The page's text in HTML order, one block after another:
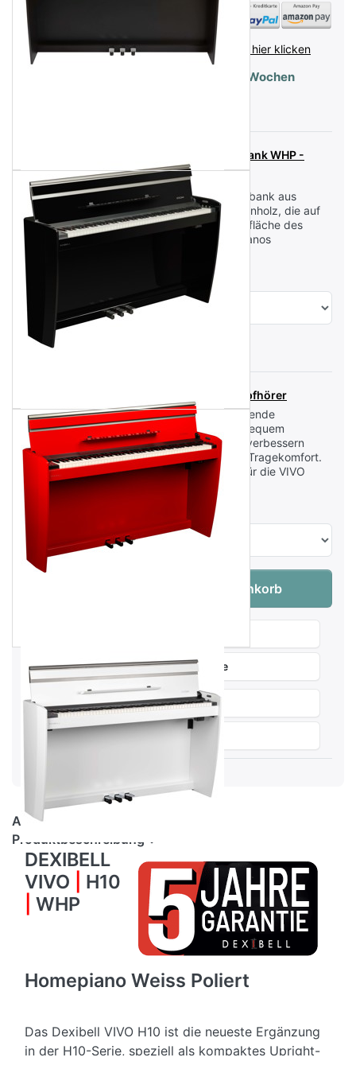
inkl. MwSt. (19%),Infos zu Versandkosten - hier klicken
Lieferbar - Lieferzeit 2-3 Wochen
Dexibell DX Klavierbank WHP -
Weiß Poliert
Professionelle Klavierbank aus
ausgewähltem Buchenholz, die auf
die einzigartige Oberfläche des
VIVO HOME Digitalpianos
abgestimmt ist.
Dexibell DX HF-7 Kopfhörer
Dexibell DX HF-7 Kopfhörer
Klarer Ton, hervorragende
Klangtrennung und bequem
gepolsterte Schalen verbessern
die Qualität und den Tragekomfort.
Damit ist er perfekt für die VIVO
Pianos geeignet.
Dexibell VIVO | H10 | WHP -
In den Warenkorb
Produktanfrage
Weitersagen
Vergleichen
Audio & Video
Produktbeschreibung
DEXIBELL
VIVO
H10
WHP
Homepiano Weiss Poliert
Das Dexibell VIVO H10 ist die neueste Ergänzung
in der H10-Serie, speziell als kompaktes Upright-